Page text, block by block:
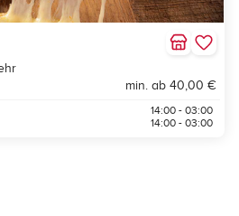
min. ab 40,00 €
14:00 - 03:00
14:00 - 03:00